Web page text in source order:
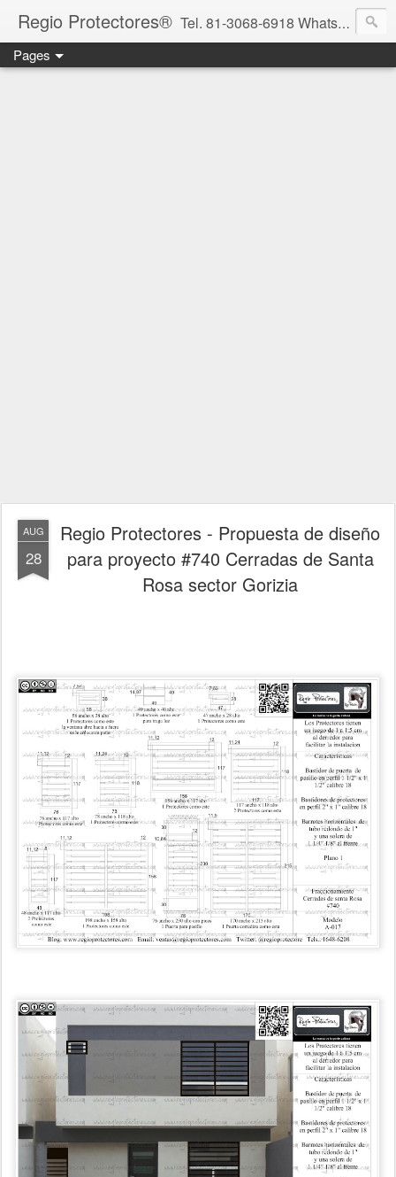
Regio Protectores® Tel. 81-3068-6918 WhatsApp 81-2636-2823 / 33-1145-3780 cotizacionregioprotectores@gmail.com / regioprotectores@gmail.com https://www.facebook.com/RegioProtectores/
Pages
AUG
28
Regio Protectores - Propuesta de diseño
para proyecto #740 Cerradas de Santa
Rosa sector Gorizia